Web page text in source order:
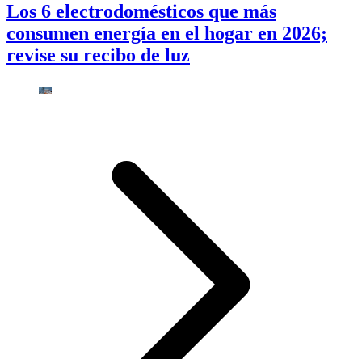
Los 6 electrodomésticos que más
consumen energía en el hogar en 2026;
revise su recibo de luz